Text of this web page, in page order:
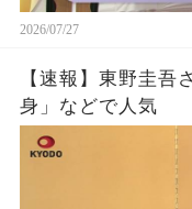
2026/07/27
【速報】東野圭吾
身」などで人気